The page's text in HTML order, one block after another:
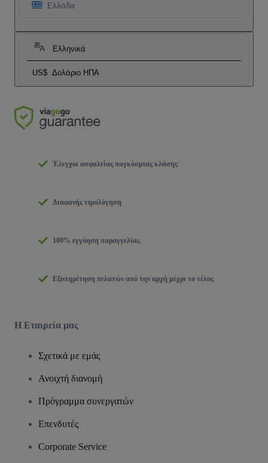
Ελλάδα
Ελληνικά
US$ Δολάριο ΗΠΑ
Έλεγχοι ασφαλείας παγκόσμιας κλάσης
Διαφανής τιμολόγηση
100% εγγύηση παραγγελίας
Εξυπηρέτηση πελατών από την αρχή μέχρι το τέλος
Η Εταιρεία μας
Σχετικά με εμάς
Ανοιχτή διανομή
Πρόγραμμα συνεργατών
Επενδυτές
Corporate Service